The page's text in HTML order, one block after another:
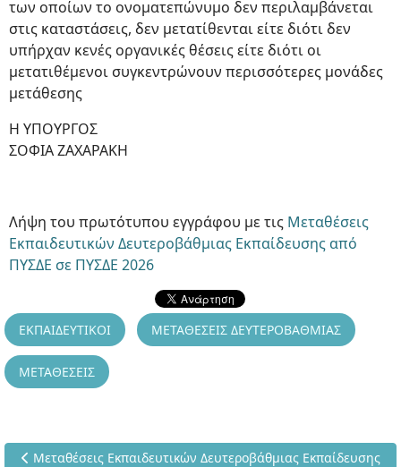
των οποίων το ονοματεπώνυμο δεν περιλαμβάνεται
στις καταστάσεις, δεν μετατίθενται είτε διότι δεν
υπήρχαν κενές οργανικές θέσεις είτε διότι οι
μετατιθέμενοι συγκεντρώνουν περισσότερες μονάδες
μετάθεσης
Η ΥΠΟΥΡΓΟΣ
ΣΟΦΙΑ ΖΑΧΑΡΑΚΗ
Λήψη του πρωτότυπου εγγράφου με τις Μεταθέσεις
Εκπαιδευτικών Δευτεροβάθμιας Εκπαίδευσης από
ΠΥΣΔΕ σε ΠΥΣΔΕ 2026
ΕΚΠΑΙΔΕΥΤΙΚΟΙ ΜΕΤΑΘΕΣΕΙΣ ΔΕΥΤΕΡΟΒΑΘΜΙΑΣ
ΜΕΤΑΘΕΣΕΙΣ
Προηγούμενο άρθρο: Μεταθέσεις Εκπαιδευτικών
Μεταθέσεις Εκπαιδευτικών Δευτεροβάθμιας Εκπαίδευσης